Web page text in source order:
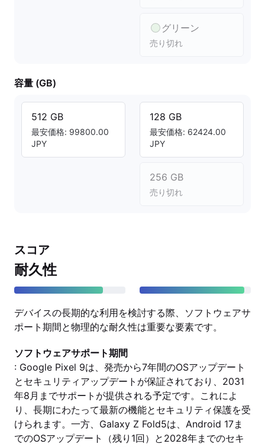
グリーン
売り切れ
容量 (GB)
512 GB
最安価格: 99800.00
JPY
128 GB
最安価格: 62424.00
JPY
256 GB
売り切れ
スコア
耐久性
デバイスの長期的な利用を検討する際、ソフトウェアサ
ポート期間と物理的な耐久性は重要な要素です。
ソフトウェアサポート期間
: Google Pixel 9は、発売から7年間のOSアップデート
とセキュリティアップデートが保証されており、2031
年8月までサポートが提供される予定です。これによ
り、長期にわたって最新の機能とセキュリティ保護を受
けられます。一方、Galaxy Z Fold5は、Android 17ま
でのOSアップデート（残り1回）と2028年までのセキ